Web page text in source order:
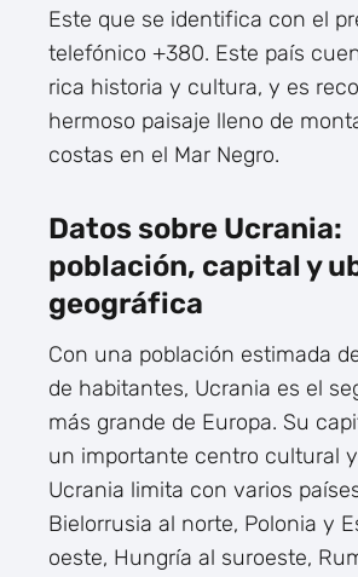
Este que se identifica con el
telefónico +380. Este país
rica historia y cultura, y es
hermoso paisaje lleno de
costas en el Mar Negro.
Datos sobre Ucrania:
población, capital y
geográfica
Con una población estimada
de habitantes, Ucrania es el
más grande de Europa. Su
un importante centro cultural
Ucrania limita con varios
Bielorrusia al norte, Polonia y
oeste, Hungría al suroeste,